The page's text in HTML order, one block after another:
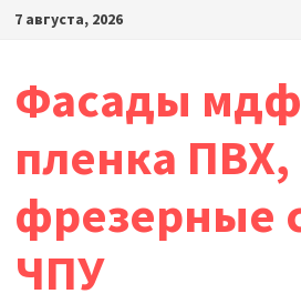
Перейти
7 августа, 2026
Фасады
пленка ПВХ,
фрезерные
ЧПУ